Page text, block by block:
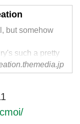
but somehow
such a pretty